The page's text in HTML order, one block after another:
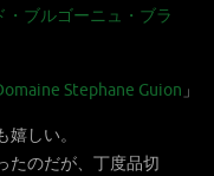
ブルゴーニュ・ブラ
Stephane Guion 」
しい。
たのだが、丁度品切